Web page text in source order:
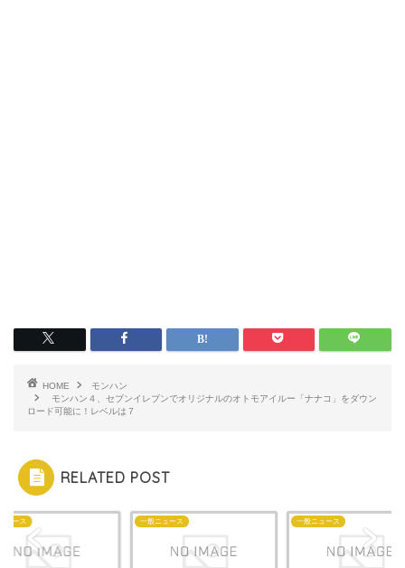
HOME
モンハン
モンハン４、セブンイレブンでオリジナルのオトモアイルー「ナナコ」をダウン
ロード可能に！レベルは７
RELATED POST
ュース 一般ニュース 一般ニュース